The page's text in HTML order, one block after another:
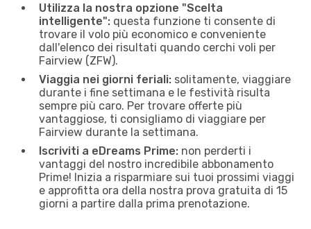
Utilizza la nostra opzione "Scelta
intelligente": questa funzione ti consente di
trovare il volo più economico e conveniente
dall'elenco dei risultati quando cerchi voli per
Fairview (ZFW).
Viaggia nei giorni feriali: solitamente, viaggiare
durante i fine settimana e le festività risulta
sempre più caro. Per trovare offerte più
vantaggiose, ti consigliamo di viaggiare per
Fairview durante la settimana.
Iscriviti a eDreams Prime: non perderti i
vantaggi del nostro incredibile abbonamento
Prime! Inizia a risparmiare sui tuoi prossimi viaggi
e approfitta ora della nostra prova gratuita di 15
giorni a partire dalla prima prenotazione.